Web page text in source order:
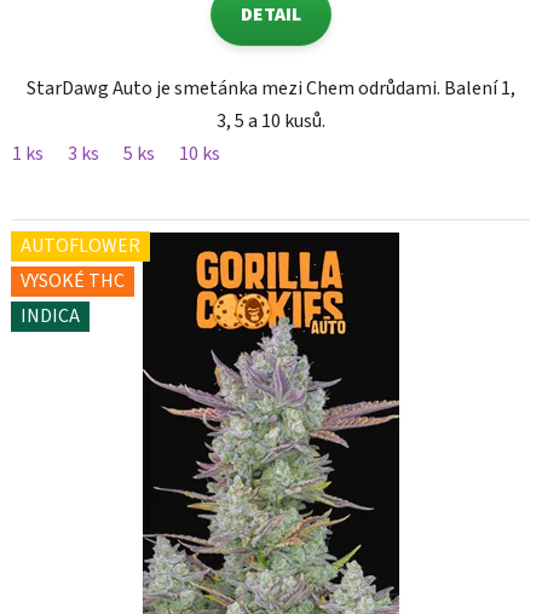
DETAIL
StarDawg Auto je smetánka mezi Chem odrůdami. Balení 1,
3, 5 a 10 kusů.
1 ks
3 ks 5 ks 10 ks
AUTOFLOWER
VYSOKÉ THC
INDICA